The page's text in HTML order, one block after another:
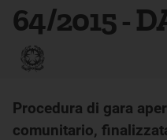
64/2015 -
Procedura di gara
comunitario,